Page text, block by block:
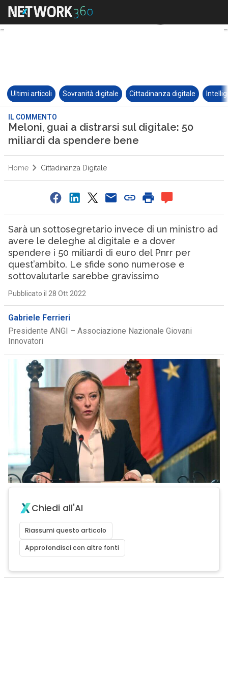
Ultimi articoli Sovranità digitale Cittadinanza digitale
IL COMMENTO
Meloni, guai a distrarsi sul digitale: 50
miliardi da spendere bene
Home Cittadinanza Digitale
Sarà un sottosegretario invece di un ministro ad
avere le deleghe al digitale e a dover
spendere i 50 miliardi di euro del Pnrr per
quest’ambito. Le sfide sono numerose e
sottovalutarle sarebbe gravissimo
Pubblicato il 28 Ott 2022
Gabriele Ferrieri
Presidente ANGI – Associazione Nazionale Giovani
Innovatori
Chiedi all'AI
Riassumi questo articolo
Approfondisci con altre fonti